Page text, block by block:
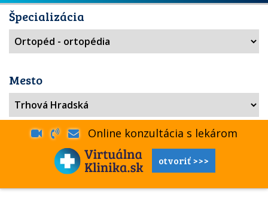
Špecializácia
Mesto
Online konzultácia s lekárom
otvoriť >>>